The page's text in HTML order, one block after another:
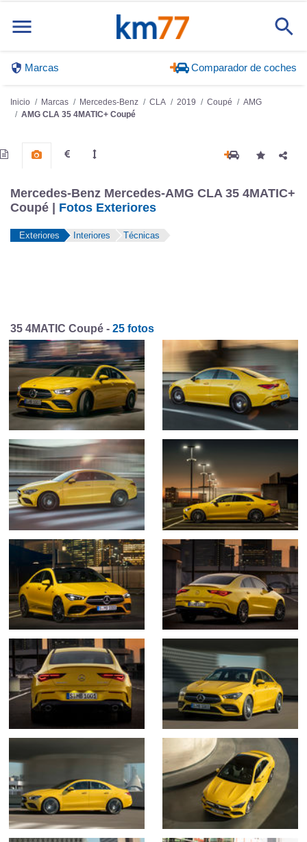
Marcas Comparador de coches
Inicio Marcas Mercedes-Benz CLA 2019 Coupé
AMG
AMG CLA 35 4MATIC+ Coupé
Mercedes-Benz Mercedes-AMG CLA 35 4MATIC+
Coupé | Fotos Exteriores
Exteriores Interiores Técnicas
35 4MATIC Coupé - 25 fotos